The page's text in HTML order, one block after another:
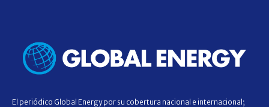
El periódico Global Energy por su cobertura nacional e internacional;